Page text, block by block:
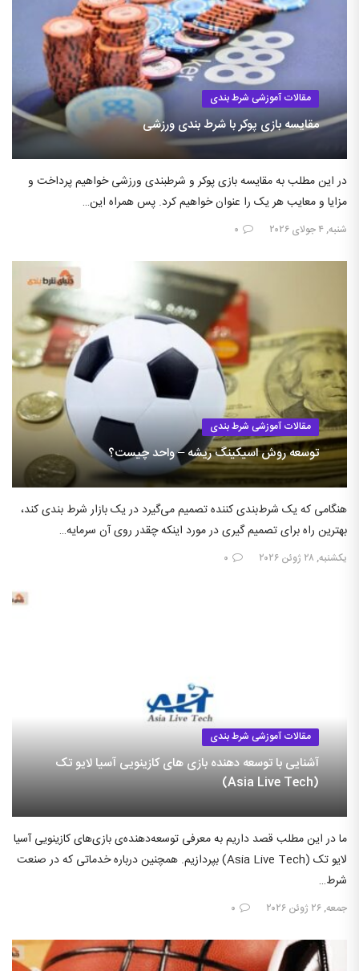
مقالات آموزشی شرط بندی
مقایسه بازی پوکر با شرط بندی ورزشی
در این مطلب به مقایسه بازی پوکر و شرطبندی ورزشی خواهیم پرداخت و
مزایا و معایب هر یک را عنوان خواهیم کرد. پس همراه این…
شنبه, ۴ جولای ۲۰۲۶ ۰
مقالات آموزشی شرط بندی
توسعه روش اسیکینگ ریشه – واحد چیست؟
هنگامی که یک شرط‌بندی کننده تصمیم می‌گیرد در یک بازار شرط بندی کند،
بهترین راه برای تصمیم گیری در مورد اینکه چقدر روی آن سرمایه…
یکشنبه, ۲۸ ژوئن ۲۰۲۶ ۰
مقالات آموزشی شرط بندی
آشنایی با توسعه دهنده بازی های کازینویی آسیا لایو تک
(Asia Live Tech)
ما در این مطلب قصد داریم به معرفی توسعه‌دهنده‌ی بازی‌های کازینویی آسیا
لایو تک (Asia Live Tech) بپردازیم. همچنین درباره خدماتی که در صنعت
شرط…
جمعه, ۲۶ ژوئن ۲۰۲۶ ۰